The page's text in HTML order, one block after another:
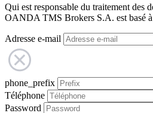
Qui est responsable du traitement des
OANDA TMS Brokers S.A. est basé
Adresse e-mail
phone_prefix
Téléphone
Password